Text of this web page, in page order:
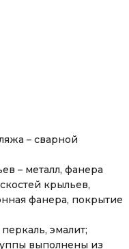
– сварной
– металл, фанера
крыльев,
фанера, покрытие
эмалит;
выполнены из